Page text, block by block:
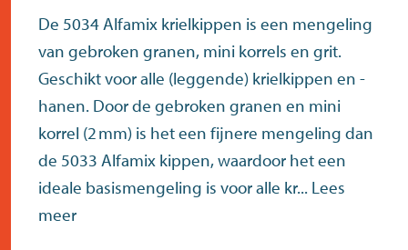
De 5034 Alfamix krielkippen is een mengeling
van gebroken granen, mini korrels en grit.
Geschikt voor alle (leggende) krielkippen en -
hanen. Door de gebroken granen en mini
korrel (2 mm) is het een fijnere mengeling dan
de 5033 Alfamix kippen, waardoor het een
ideale basismengeling is voor alle kr... Lees
meer